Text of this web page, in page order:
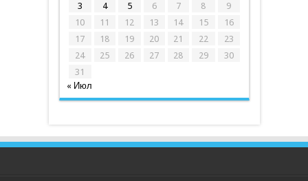
3
4 5 6 7 8
9
10
11 12 13 14 15
16
17
18 19 20 21 22
23
24
25 26 27 28 29
30
31
« Июл